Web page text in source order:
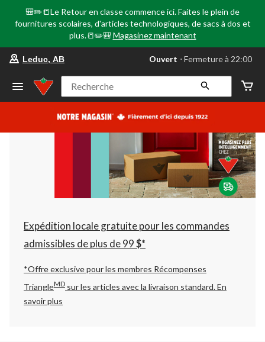
🎒✏️📒Le Retour en classe commence ici. Faites le plein de
fournitures scolaires, d'articles technologiques, de sacs à dos et
plus.📒✏️🎒 Magasinez maintenant
votre
préféré
Leduc,
AB,
courament
Fermeture
à
22:00
cliquer
pour
changer
Leduc, AB Ouvert ⋅ Fermeture à 22:00
Recherche
Expédition locale gratuite pour les commandes
admissibles de plus de 99 $*
*Offre exclusive pour les membres Récompenses
TriangleMD sur les articles avec la livraison standard.En
savoir plus